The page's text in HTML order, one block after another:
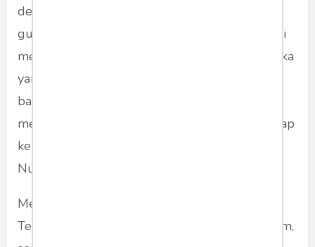
dengan siswa. Pembelajar yang menjadi siswa
guru-guru tersebut mendengar dan boleh jadi
merekam bahasa yang digunakan oleh guru. Jika
yang diingat adalah penggunaan diksi dan tata
bahasa yang kurang tepat, maka hal ini akan
memberikan dampak yang kurang baik terhadap
kemampuan bahasa Inggris siswa," kata Dr. Li.
Nurdiana.
Menteri Pendidikan, Kebudayaan, Riset, dan
Teknologi (Mendikbud Ristek), Nadiem Makarim,